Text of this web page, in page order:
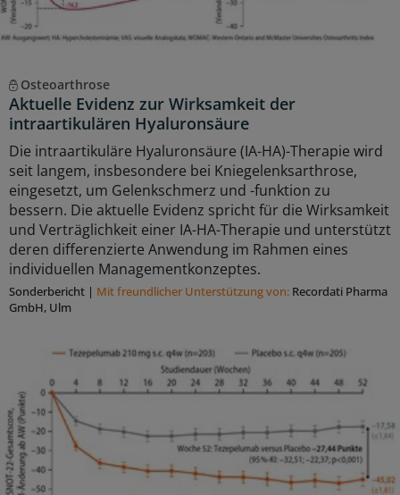
Osteoarthrose
Aktuelle Evidenz zur Wirksamkeit der
intraartikulären Hyaluronsäure
Die intraartikuläre Hyaluronsäure (IA-HA)-Therapie wird
seit langem, insbesondere bei Kniegelenksarthrose,
eingesetzt, um Gelenkschmerz und -funktion zu
bessern. Die aktuelle Evidenz spricht für die Wirksamkeit
und Verträglichkeit einer IA-HA-Therapie und unterstützt
deren differenzierte Anwendung im Rahmen eines
individuellen Managementkonzeptes.
Sonderbericht | Mit freundlicher Unterstützung von: Recordati Pharma
GmbH, Ulm